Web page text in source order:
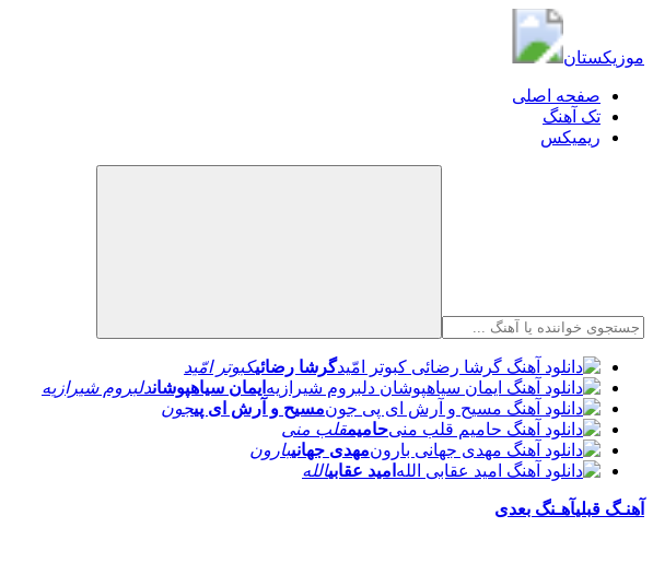
موزیکستان
صفحه اصلی
تک آهنگ
ریمیکس
گرشا رضائیکبوتر امّید
ایمان سیاهپوشاندلبروم شیرازیه
مسیح و آرش ای پیجون
حامیمقلب منی
مهدی جهانیبارون
امید عقابیالله
آهنـگ قبلیآهـنگ بعدی